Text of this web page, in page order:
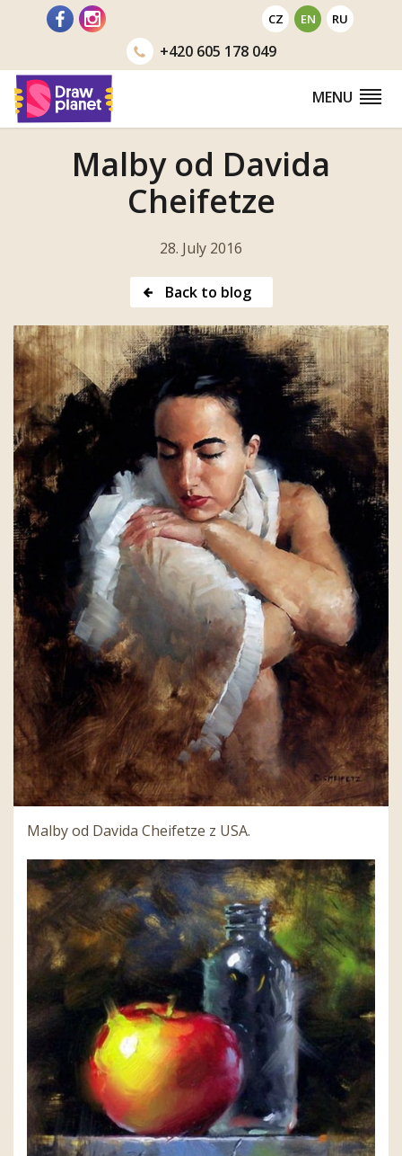
CZ EN RU
+420605 178 049
MENU
Malby od Davida
Cheifetze
28. July 2016
Back to blog
Malby od Davida Cheifetze z USA.